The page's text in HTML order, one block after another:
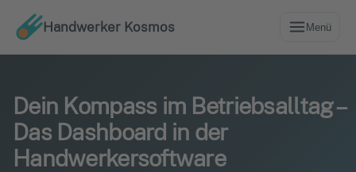
Handwerker Kosmos Menü
Dein Kompass im Betriebsalltag –
Das Dashboard in der
Handwerkersoftware